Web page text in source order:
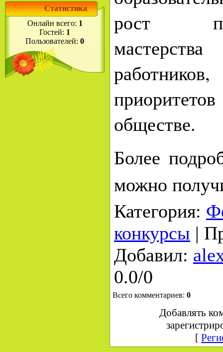
Статистика
Онлайн всего: 1
Гостей: 1
Пользователей: 0
рост
обществе.
Более
можно
Категория:
конкурсы |
Добавил:
0.0/0
Всего комментариев: 0
Добавлять
[